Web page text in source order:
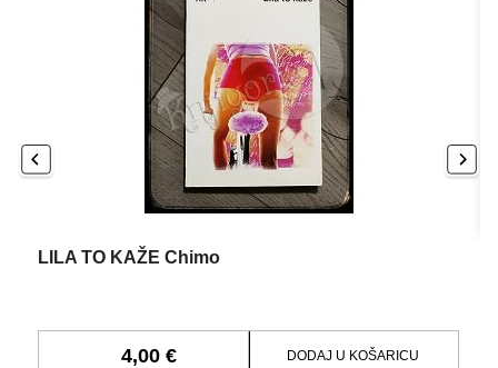
LILA TO KAŽE Chimo
4,00 € DODAJ U KOŠARICU